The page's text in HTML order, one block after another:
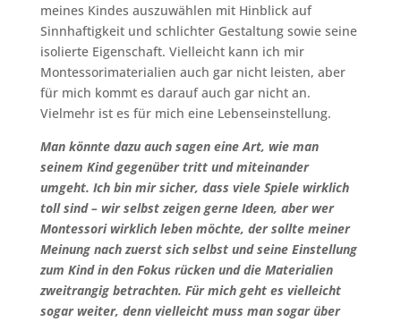
meines Kindes auszuwählen mit Hinblick auf
Sinnhaftigkeit und schlichter Gestaltung sowie seine
isolierte Eigenschaft. Vielleicht kann ich mir
Montessorimaterialien auch gar nicht leisten, aber
für mich kommt es darauf auch gar nicht an.
Vielmehr ist es für mich eine Lebenseinstellung.
Man könnte dazu auch sagen eine Art, wie man
seinem Kind gegenüber tritt und miteinander
umgeht. Ich bin mir sicher, dass viele Spiele wirklich
toll sind – wir selbst zeigen gerne Ideen, aber wer
Montessori wirklich leben möchte, der sollte meiner
Meinung nach zuerst sich selbst und seine Einstellung
zum Kind in den Fokus rücken und die Materialien
zweitrangig betrachten. Für mich geht es vielleicht
sogar weiter, denn vielleicht muss man sogar über